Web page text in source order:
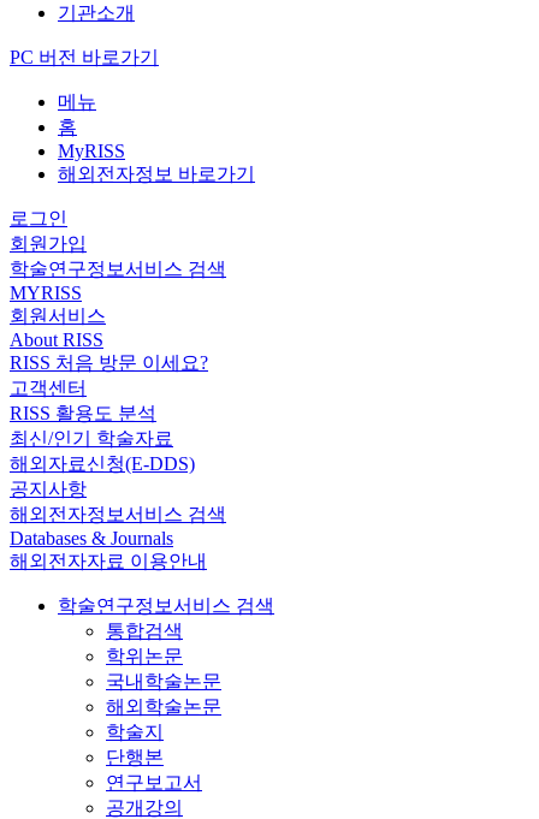
기관소개
PC 버전 바로가기
메뉴
홈
MyRISS
해외전자정보 바로가기
로그인
회원가입
학술연구정보서비스 검색
MYRISS
회원서비스
About RISS
RISS 처음 방문 이세요?
고객센터
RISS 활용도 분석
최신/인기 학술자료
해외자료신청(E-DDS)
공지사항
해외전자정보서비스 검색
Databases & Journals
해외전자자료 이용안내
학술연구정보서비스 검색
통합검색
학위논문
국내학술논문
해외학술논문
학술지
단행본
연구보고서
공개강의